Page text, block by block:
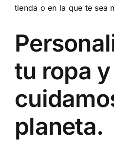
Sanitario
TIENDA
TRABAJOS REALIZADOS
CONTACTO
CATÁLOGOS
tienda o en la que te sea
tu ropa y
planeta.